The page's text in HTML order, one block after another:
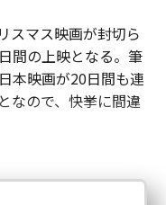
スマス映画が封切ら
間の上映となる。筆
本映画が20日間も連
なので、快挙に間違